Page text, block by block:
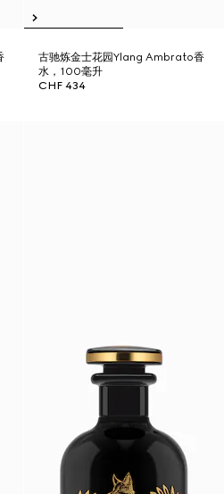
古驰炼金士花园Ylang Ambrato香
水，100毫升
CHF 434